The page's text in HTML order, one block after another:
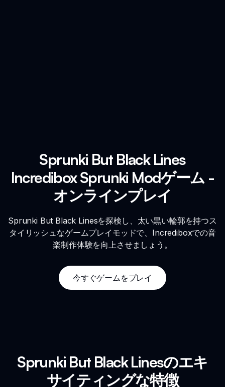
Sprunki But Black Lines
Incredibox Sprunki Modゲーム -
オンラインプレイ
Sprunki But Black Linesを探検し、太い黒い輪郭を持つス
タイリッシュなゲームプレイモッドで、Incrediboxでの音
楽制作体験を向上させましょう。
今すぐゲームをプレイ
Sprunki But Black Linesのエキ
サイティングな特徴